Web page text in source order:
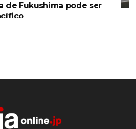
de Fukushima pode ser